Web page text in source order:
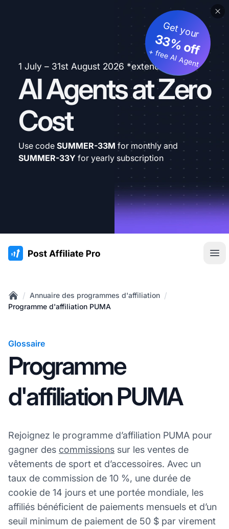
1 July – 31st August 2026 *extended
AI Agents at Zero
Cost
Get your
33% off
+ free AI Agent
Use code SUMMER-33M for monthly and
SUMMER-33Y for yearly subscription
:site.title
Home
/ Annuaire des programmes d'affiliation /
Programme d'affiliation PUMA
Glossaire
Programme
d'affiliation PUMA
Rejoignez le programme d’affiliation PUMA pour
gagner des commissions sur les ventes de
vêtements de sport et d’accessoires. Avec un
taux de commission de 10 %, une durée de
cookie de 14 jours et une portée mondiale, les
affiliés bénéficient de paiements mensuels et d’un
seuil minimum de paiement de 50 $ par virement